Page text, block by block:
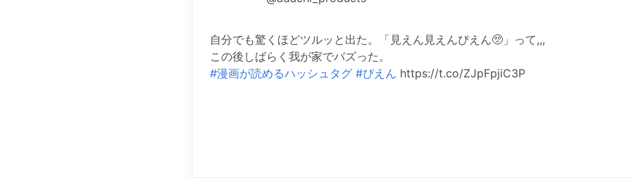
自分でも驚くほどツルッと出た。「見えん見えんぴえん🥺」って,,,
この後しばらく我が家でバズった。
#漫画が読めるハッシュタグ #ぴえん https://t.co/ZJpFpjiC3P